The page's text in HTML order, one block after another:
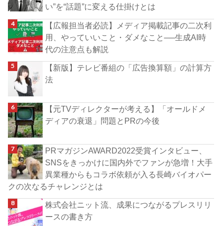
い”を“話題”に変える仕掛けとは
【広報担当者必読】メディア掲載記事の二次利
用、やっていいこと・ダメなこと──生成AI時
代の注意点も解説
【新版】テレビ番組の「広告換算額」の計算方
法
【元TVディレクターが考える】「オールドメ
ディアの衰退」問題とPRの今後
PRマガジンAWARD2022受賞インタビュー、
SNSをきっかけに国内外でファンが急増！大手
異業種からもコラボ依頼が入る長崎バイオパー
クの次なるチャレンジとは
株式会社ニット流、成果につながるプレスリリ
ースの書き方